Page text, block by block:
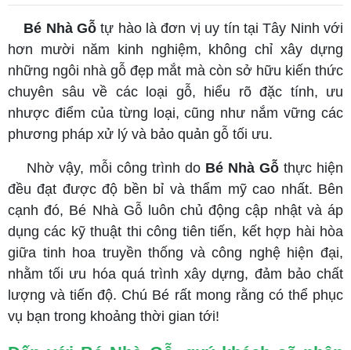
Bé Nhà Gỗtự hào là đơn vị uy tín tại Tây Ninh với
hơn mười năm kinh nghiệm, không chỉ xây dựng
những ngôi nhà gỗ đẹp mắt mà còn sở hữu kiến thức
chuyên sâu về các loại gỗ, hiểu rõ đặc tính, ưu
nhược điểm của từng loại, cũng như nắm vững các
phương pháp xử lý và bảo quản gỗ tối ưu.
Nhờ vậy, mỗi công trình do Bé Nhà Gỗthực hiện
đều đạt được độ bền bỉ và thẩm mỹ cao nhất. Bên
cạnh đó, Bé Nhà Gỗ luôn chủ động cập nhật và áp
dụng các kỹ thuật thi công tiên tiến, kết hợp hài hòa
giữa tinh hoa truyền thống và công nghệ hiện đại,
nhằm tối ưu hóa quá trình xây dựng, đảm bảo chất
lượng và tiến độ. Chú Bé rất mong rằng có thể phục
vụ bạn trong khoảng thời gian tới!